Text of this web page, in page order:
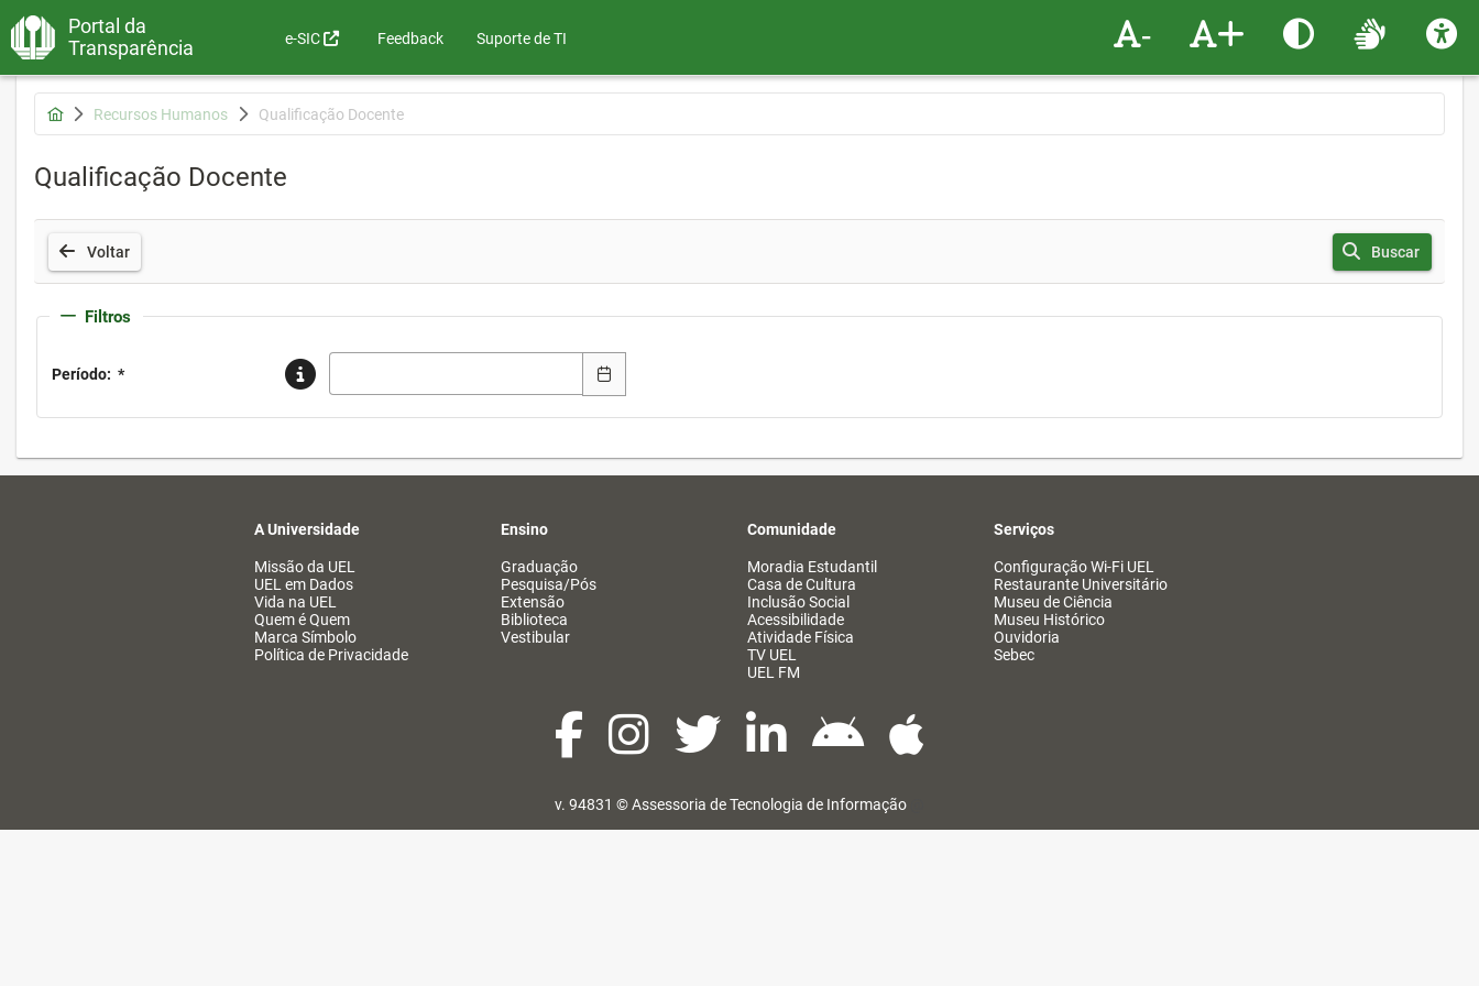
Portal da
Transparência
e-SIC - +
Feedback Suporte de TI
Recursos Humanos Qualificação Docente
Qualificação Docente
Voltar Buscar
Filtros
Período: *
A Universidade
Missão da UEL
UEL em Dados
Vida na UEL
Quem é Quem
Marca Símbolo
Política de Privacidade
Ensino
Graduação
Pesquisa/Pós
Extensão
Biblioteca
Vestibular
Comunidade
Moradia Estudantil
Casa de Cultura
Inclusão Social
Acessibilidade
Atividade Física
TV UEL
UEL FM
Serviços
Configuração Wi-Fi UEL
Restaurante Universitário
Museu de Ciência
Museu Histórico
Ouvidoria
Sebec
v. 94831 ©Assessoria de Tecnologia de Informação